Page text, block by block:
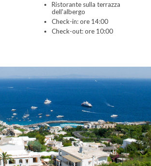
Ristorante sulla terrazza
dell'albergo
Check-in: ore 14:00
Check-out: ore 10:00